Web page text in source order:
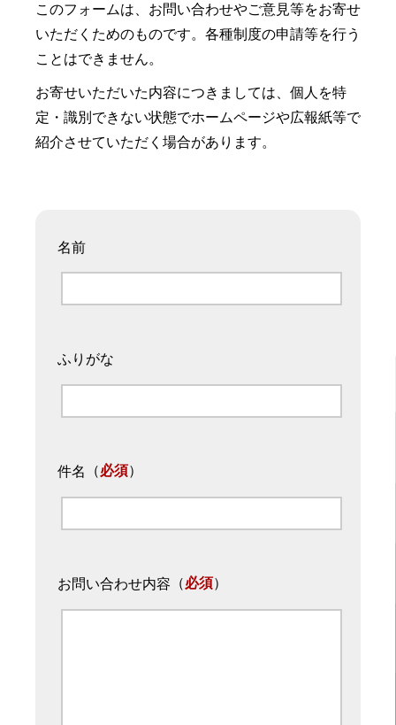
このフォームは、お問い合わせやご意見等をお寄せ
いただくためのものです。各種制度の申請等を行う
ことはできません。
お寄せいただいた内容につきましては、個人を特
定・識別できない状態でホームページや広報紙等で
紹介させていただく場合があります。
名前
ふりがな
件名 （必須）
お問い合わせ内容 （必須）